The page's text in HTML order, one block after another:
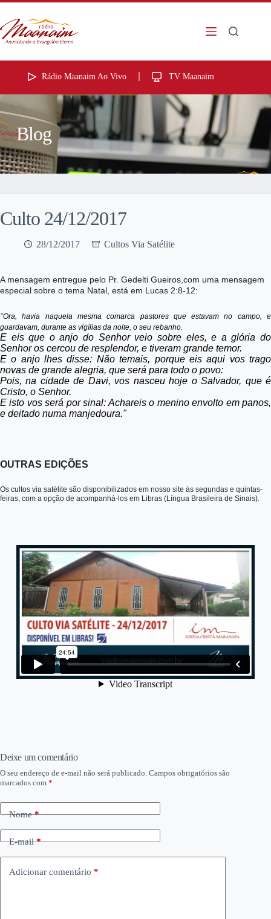
Rádio Maanaim Ao Vivo TV Maanaim
Blog
Culto 24/12/2017
28/12/2017 Cultos Via Satélite
A mensagem entregue pelo Pr. Gedelti Gueiros, com uma mensagem
especial sobre o tema Natal, está em Lucas 2:8-12:
"Ora, havia naquela mesma comarca pastores que estavam no campo, e
guardavam, durante as vigílias da noite, o seu rebanho.
E eis que o anjo do Senhor veio sobre eles, e a glória do
Senhor os cercou de resplendor, e tiveram grande temor.
E o anjo lhes disse: Não temais, porque eis aqui vos trago
novas de grande alegria, que será para todo o povo:
Pois, na cidade de Davi, vos nasceu hoje o Salvador, que é
Cristo, o Senhor.
E isto vos será por sinal: Achareis o menino envolto em panos,
e deitado numa manjedoura."
OUTRAS EDIÇÕES
Os cultos via satélite são disponibilizados em nosso site às segundas e quintas-
feiras, com a opção de acompanhá-los em Libras (Língua Brasileira de Sinais).
Deixe um comentário
O seu endereço de e-mail não será publicado. Campos obrigatórios são
marcados com *
Nome*
E-mail*
Adicionar comentário *